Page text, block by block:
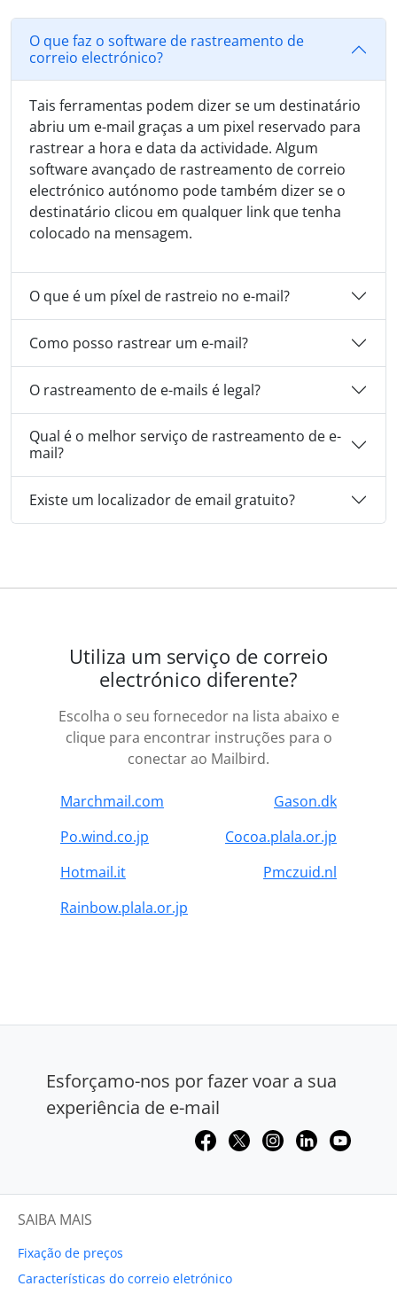
O que faz o software de rastreamento de
correio electrónico?
Tais ferramentas podem dizer se um destinatário
abriu um e-mail graças a um pixel reservado para
rastrear a hora e data da actividade. Algum
software avançado de rastreamento de correio
electrónico autónomo pode também dizer se o
destinatário clicou em qualquer link que tenha
colocado na mensagem.
O que é um píxel de rastreio no e-mail?
Como posso rastrear um e-mail?
O rastreamento de e-mails é legal?
Qual é o melhor serviço de rastreamento de e-
mail?
Existe um localizador de email gratuito?
Utiliza um serviço de correio
electrónico diferente?
Escolha o seu fornecedor na lista abaixo e
clique para encontrar instruções para o
conectar ao Mailbird.
Marchmail.com
Gason.dk
Po.wind.co.jp
Cocoa.plala.or.jp
Hotmail.it
Pmczuid.nl
Rainbow.plala.or.jp
Esforçamo-nos por fazer voar a sua
experiência de e-mail
SAIBA MAIS
Fixação de preços
Características do correio eletrónico